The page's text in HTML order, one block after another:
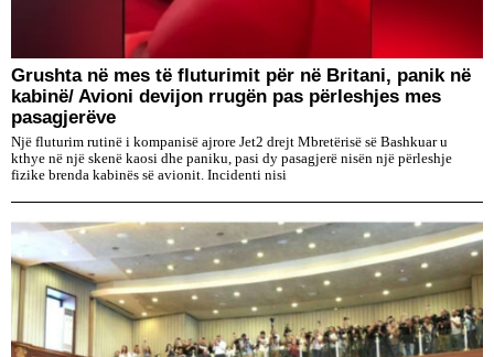
Grushta në mes të fluturimit për në Britani, panik në
kabinë/ Avioni devijon rrugën pas përleshjes mes
pasagjerëve
Një fluturim rutinë i kompanisë ajrore Jet2 drejt Mbretërisë së Bashkuar u
kthye në një skenë kaosi dhe paniku, pasi dy pasagjerë nisën një përleshje
fizike brenda kabinës së avionit. Incidenti nisi